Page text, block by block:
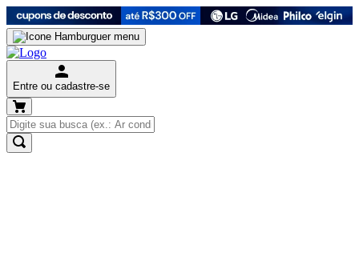
Entre ou cadastre-se